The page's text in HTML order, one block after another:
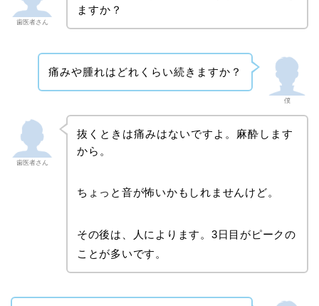
歯医者さん
ますか？
僕
痛みや腫れはどれくらい続きますか？
歯医者さん
抜くときは痛みはないですよ。麻酔します
から。
ちょっと音が怖いかもしれませんけど。
その後は、人によります。3日目がピークの
ことが多いです。